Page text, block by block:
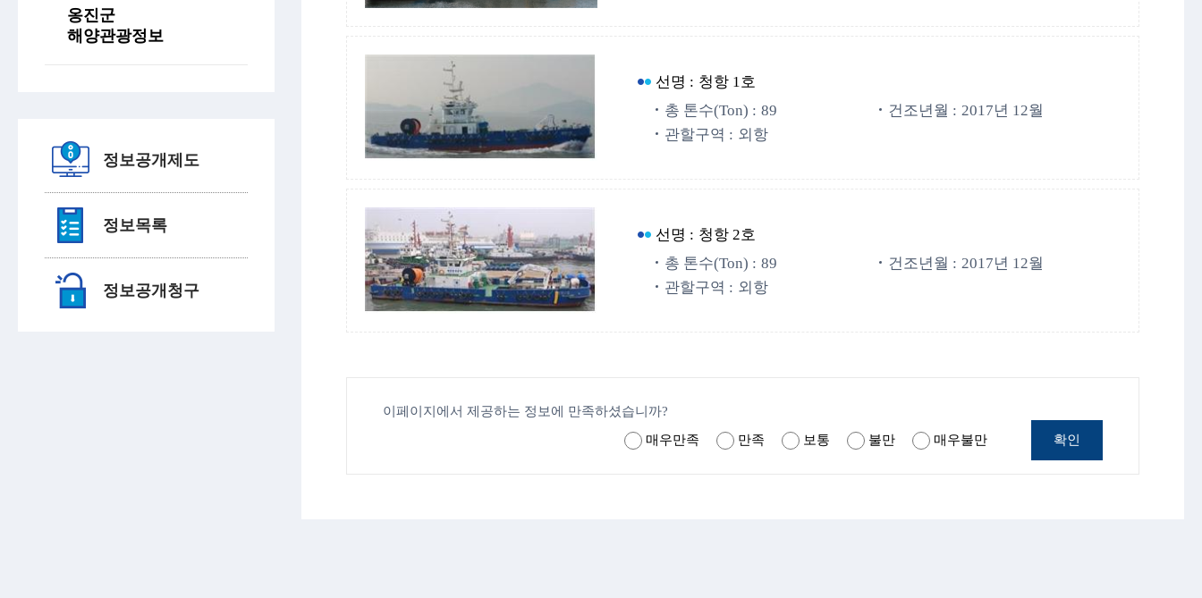
옹진군
해양관광정보
정보공개제도
정보목록
정보공개청구
선명 : 청항 1호
총 톤수(Ton) : 89 건조년월 : 2017년 12월
관할구역 : 외항
선명 : 청항 2호
총 톤수(Ton) : 89 건조년월 : 2017년 12월
관할구역 : 외항
이페이지에서 제공하는 정보에 만족하셨습니까?
매우만족 만족 보통 불만 매우불만 확인